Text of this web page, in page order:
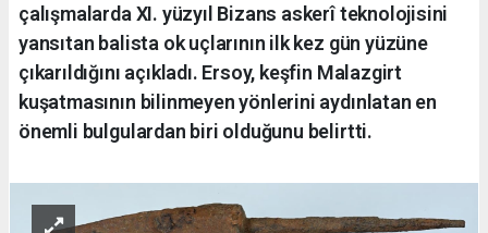
çalışmalarda XI. yüzyıl Bizans askerî teknolojisini
yansıtan balista ok uçlarının ilk kez gün yüzüne
çıkarıldığını açıkladı. Ersoy, keşfin Malazgirt
kuşatmasının bilinmeyen yönlerini aydınlatan en
önemli bulgulardan biri olduğunu belirtti.